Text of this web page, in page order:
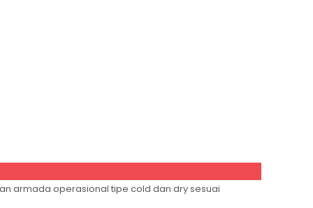
armada operasional tipe cold dan dry sesuai